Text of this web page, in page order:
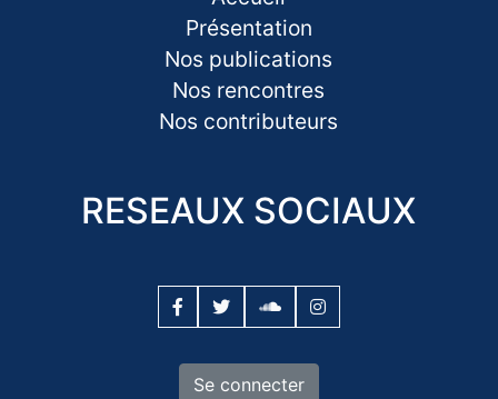
Présentation
Nos publications
Nos rencontres
Nos contributeurs
RESEAUX SOCIAUX
Se connecter